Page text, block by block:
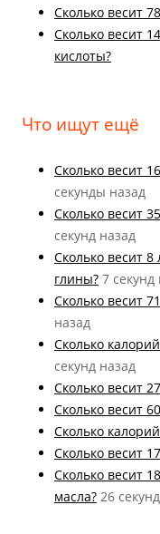
Cколько весит
Cколько весит
кислоты?
Что ищут ещё
Cколько весит
секунды назад
Cколько весит
секунд назад
Cколько весит
глины? 7 секунд
Cколько весит
назад
Cколько
секунд назад
Cколько весит
Cколько весит
Cколько
Cколько весит
Cколько весит
масла? 26